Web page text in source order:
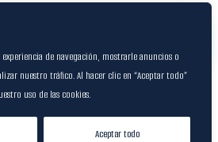
de navegación, mostrarle anuncios o
nuestro tráfico. Al hacer clic en “Aceptar todo”
uso de las cookies.
Aceptar todo